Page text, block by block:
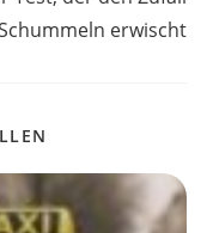
erwischt